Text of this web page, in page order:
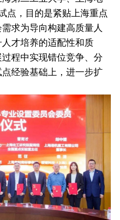
点，目的是紧贴上海重点
求为导向构建高质量人
才培养的适配性和质
程中实现错位竞争、分
经验基础上，进一步扩